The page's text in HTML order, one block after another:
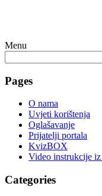
Menu
Pages
O nama
Uvjeti korištenja
Oglašavanje
Prijatelji portala
KvizBOX
Video instrukcije iz
Categories